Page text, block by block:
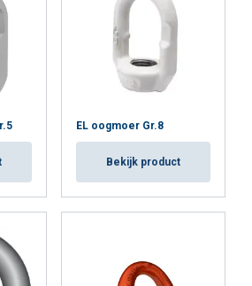
EL oogmoer Gr.8
Bekijk product